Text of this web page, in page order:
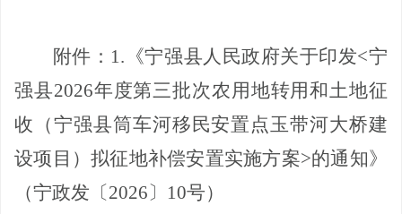
附件 ： 1 . 《宁强县人民政府关于印发<宁
强县2026年度第三批次农用地转用和土地征
收（宁强县筒车河移民安置点玉带河大桥建
设项目）拟征地补偿安置实施方案>的通知》
（宁政发〔2026〕 10号）